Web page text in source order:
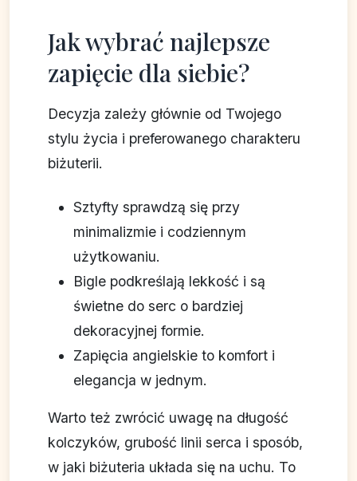
Jak wybrać najlepsze
zapięcie dla siebie?
Decyzja zależy głównie od Twojego
stylu życia i preferowanego charakteru
biżuterii.
Sztyfty sprawdzą się przy
minimalizmie i codziennym
użytkowaniu.
Bigle podkreślają lekkość i są
świetne do serc o bardziej
dekoracyjnej formie.
Zapięcia angielskie to komfort i
elegancja w jednym.
Warto też zwrócić uwagę na długość
kolczyków, grubość linii serca i sposób,
w jaki biżuteria układa się na uchu. To